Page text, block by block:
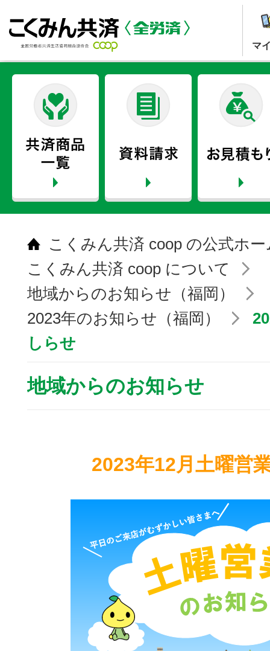
マ
こくみん共済 coop の公式ホ
こくみん共済 coop について
地域からのお知らせ（福岡）
2023年のお知らせ（福岡）
しらせ
地域からのお知らせ
2023年12月土曜営